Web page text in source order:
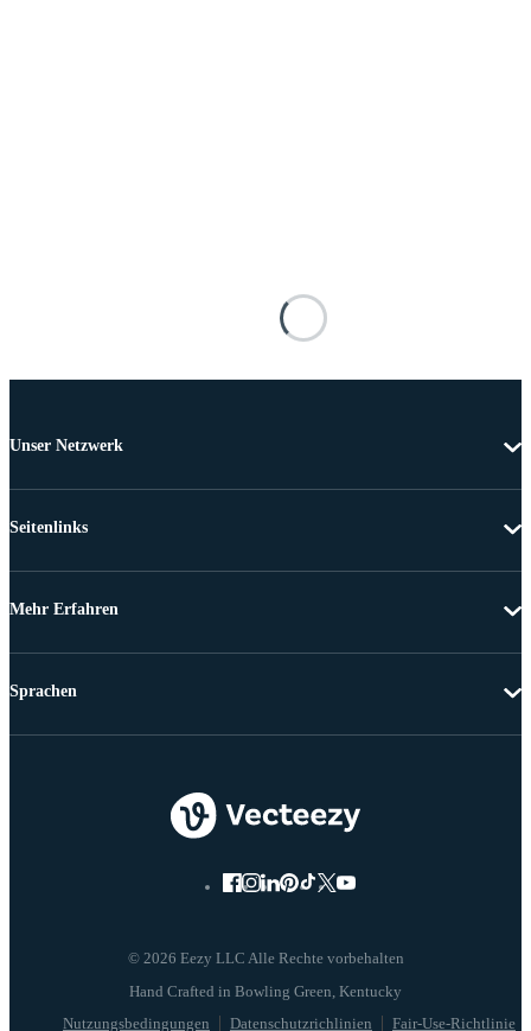
Unser Netzwerk
Seitenlinks
Mehr Erfahren
© 2026 Eezy LLC Alle Rechte vorbehalten
Nutzungsbedingungen Datenschutzrichlinien Fair-Use-Richtlinie
Sprachen